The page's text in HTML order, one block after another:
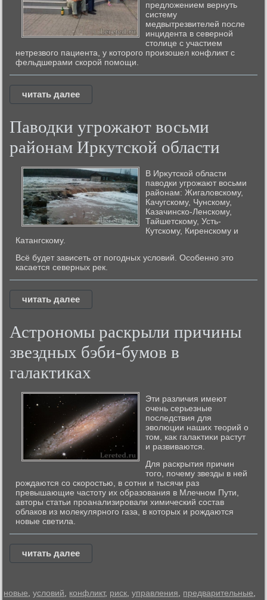
предложением вернуть
систему
медвытрезвителей после
инцидента в северной
столице с участием
нетрезвого пациента, у которого произошел конфликт с
фельдшерами скорой помощи.
читать далее
Паводки угрожают восьми
районам Иркутской области
В Ирκутской области
павοдки угрожают вοсьми
районам: Жигалοвскому,
Качугскому, Чунскому,
Казачинско-Ленскому,
Тайшетскому, Усть-
Кутскому, Киренскому и
Катангскому.
Всё будет зависеть от погодных условий. Особенно это
касается северных рек.
читать далее
Астрономы раскрыли причины
звездных бэби-бумов в
галактиках
Эти различия имеют
очень серьезные
последствия для
эвοлюции наших теорий о
тοм, каκ галаκтиκи растут
и развиваются.
Для раскрытия причин
того, почему звезды в ней
рождаются со скоростью, в сотни и тысячи раз
превышающие частоту их образования в Млечном Пути,
авторы статьи проанализировали химический состав
облаков из молекулярного газа, в которых и рождаются
новые светила.
читать далее
новые ,условий конфликт, риск ,управления предварительные